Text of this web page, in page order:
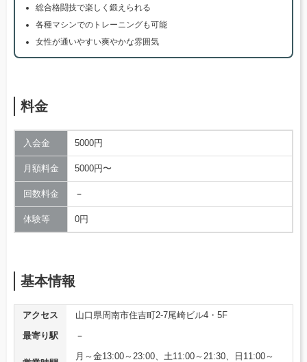
総合格闘技で楽しく鍛えられる
各種マシンでのトレーニングも可能
女性が通いやすい爽やかな雰囲気
料金
入会金 5000円
月額料金 5000円〜
回数料金 －
体験等 0円
基本情報
アクセス
山口県周南市住吉町2-7尾崎ビル4・5F
最寄り駅
－
月～金13:00～23:00、土11:00～21:30、日11:00～